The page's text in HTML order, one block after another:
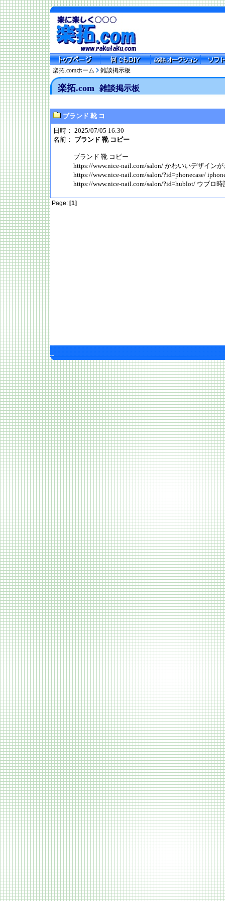
楽拓.comホーム 雑談掲示板
楽拓.com 雑談掲示板
ブランド 靴 コ
日時： 2025/07/05 16:30
名前： ブランド 靴 コピー
ブランド 靴 コピー
https://www.nice-nail.com/salon/ かわいいデザイン
https://www.nice-nail.com/salon/?id=phonecase/
https://www.nice-nail.com/salon/?id=hublot/ ウブロ
Page: [1]